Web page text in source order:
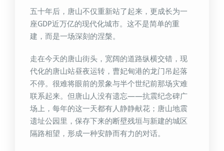
五十年后，唐山不仅重新站了起来，更成长为一
座GDP近万亿的现代化城市。这不是简单的重
建，而是一场深刻的涅槃。
走在今天的唐山街头，宽阔的道路纵横交错，现
代化的唐山站昼夜运转，曹妃甸港的龙门吊起落
不停。很难将眼前的景象与半个世纪前那场灾难
联系起来。但唐山人没有遗忘——抗震纪念碑广
场上，每年的这一天都有人静静献花；唐山地震
遗址公园里，保存下来的断壁残垣与新建的城区
隔路相望，形成一种安静而有力的对话。